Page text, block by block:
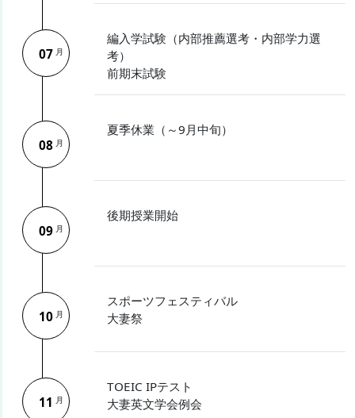
07 月
編入学試験（内部推薦選考・内部学力選
考）
前期末試験
08 月
夏季休業（～9月中旬）
09 月
後期授業開始
10 月
スポーツフェスティバル
大妻祭
11 月
TOEIC IPテスト
大妻英文学会例会